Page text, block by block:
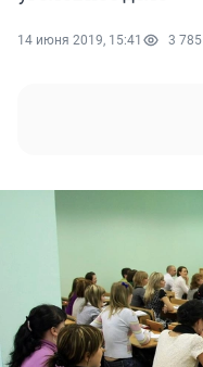
14 июня 2019, 15:41 3 785